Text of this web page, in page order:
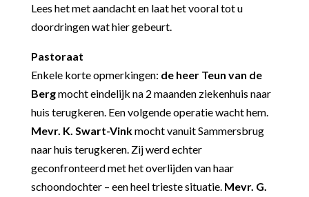
Lees het met aandacht en laat het vooral tot u
doordringen wat hier gebeurt.
Pastoraat
Enkele korte opmerkingen: de heer Teun van de
Bergmocht eindelijk na 2 maanden ziekenhuis naar
huis terugkeren. Een volgende operatie wacht hem.
Mevr. K. Swart-Vinkmocht vanuit Sammersbrug
naar huis terugkeren. Zij werd echter
geconfronteerd met het overlijden van haar
schoondochter – een heel trieste situatie. Mevr. G.